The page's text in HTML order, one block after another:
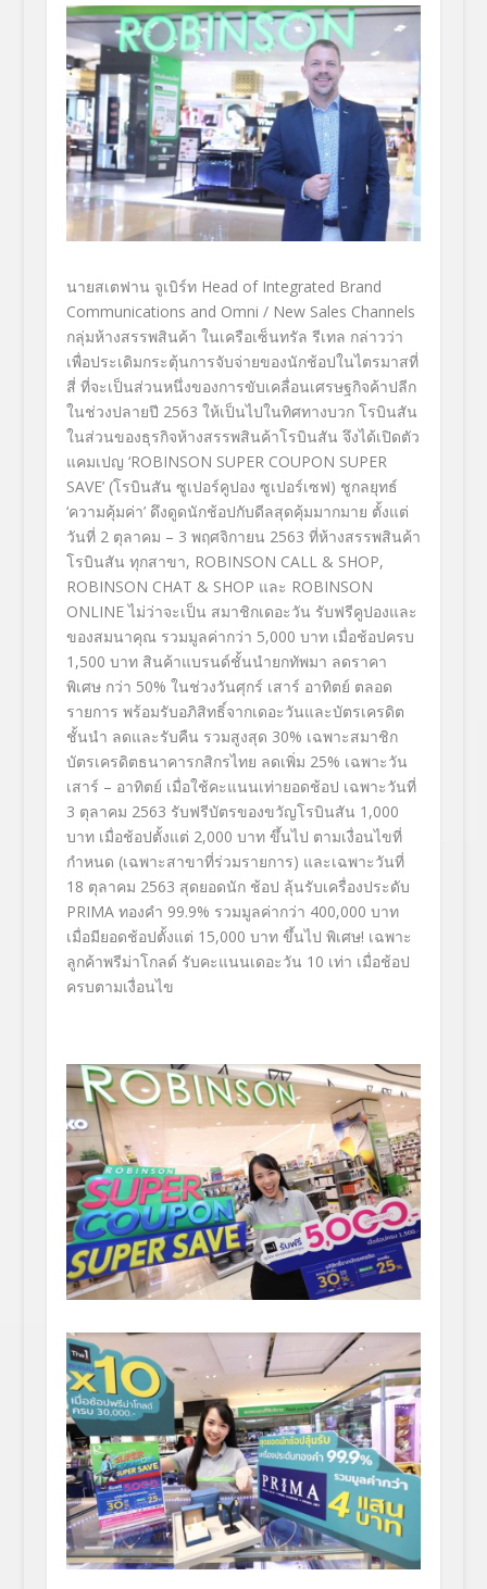
นายสเตฟาน จูเบิร์ท Head of Integrated Brand
Communications and Omni / New Sales Channels
กลุ่มห้างสรรพสินค้า ในเครือเซ็นทรัล รีเทล กล่าวว่า
เพื่อประเดิมกระตุ้นการจับจ่ายของนักช้อปในไตรมาสที่
สี่ ที่จะเป็นส่วนหนึ่งของการขับเคลื่อนเศรษฐกิจค้าปลีก
ในช่วงปลายปี 2563 ให้เป็นไปในทิศทางบวก โรบินสัน
ในส่วนของธุรกิจห้างสรรพสินค้าโรบินสัน จึงได้เปิดตัว
แคมเปญ ‘ROBINSON SUPER COUPON SUPER
SAVE’ (โรบินสัน ซูเปอร์คูปอง ซูเปอร์เซฟ) ชูกลยุทธ์
‘ความคุ้มค่า’ ดึงดูดนักช้อปกับดีลสุดคุ้มมากมาย ตั้งแต่
วันที่ 2 ตุลาคม – 3 พฤศจิกายน 2563 ที่ห้างสรรพสินค้า
โรบินสัน ทุกสาขา, ROBINSON CALL & SHOP,
ROBINSON CHAT & SHOP และ ROBINSON
ONLINE ไม่ว่าจะเป็น สมาชิกเดอะวัน รับฟรีคูปองและ
ของสมนาคุณรวมมูลค่ากว่า 5,000 บาทเมื่อช้อปครบ
1,500 บาท สินค้าแบรนด์ชั้นนำยกทัพมา ลดราคา
พิเศษ กว่า 50% ในช่วงวันศุกร์ เสาร์ อาทิตย์ ตลอด
รายการ พร้อมรับอภิสิทธิ์จากเดอะวันและบัตรเครดิต
ชั้นนำ ลดและรับคืน รวมสูงสุด 30% เฉพาะสมาชิก
บัตรเครดิตธนาคารกสิกรไทย ลดเพิ่ม 25% เฉพาะวัน
เสาร์ – อาทิตย์ เมื่อใช้คะแนนเท่ายอดช้อป เฉพาะวันที่
3 ตุลาคม 2563 รับฟรีบัตรของขวัญโรบินสัน 1,000
บาทเมื่อช้อปตั้งแต่ 2,000 บาท ขึ้นไป ตามเงื่อนไขที่
กำหนด (เฉพาะสาขาที่ร่วมรายการ) และเฉพาะวันที่
18 ตุลาคม 2563 สุดยอดนัก ช้อป ลุ้นรับเครื่องประดับ
PRIMA ทองคำ 99.9% รวมมูลค่ากว่า 400,000 บาท
เมื่อมียอดช้อปตั้งแต่ 15,000 บาท ขึ้นไป พิเศษ! เฉพาะ
ลูกค้าพรีม่าโกลด์ รับคะแนนเดอะวัน 10 เท่า เมื่อช้อป
ครบตามเงื่อนไข